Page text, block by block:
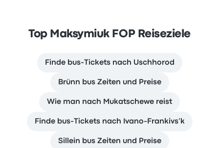
Top Maksymiuk FOP Reiseziele
Finde bus-Tickets nach Uschhorod
Brünn bus Zeiten und Preise
Wie man nach Mukatschewe reist
Finde bus-Tickets nach Ivano-Frankivs’k
Sillein bus Zeiten und Preise